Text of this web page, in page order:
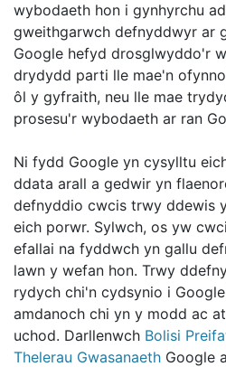
wybodaeth hon i gynhyrchu
gweithgarwch defnyddwyr ar
Google hefyd drosglwyddo'r
drydydd parti lle mae'n
ôl y gyfraith, neu lle mae
prosesu'r wybodaeth ar ran
Ni fydd Google yn cysylltu
ddata arall a gedwir yn
defnyddio cwcis trwy ddewis
eich porwr. Sylwch, os yw
efallai na fyddwch yn gallu
lawn y wefan hon. Trwy
rydych chi'n cydsynio i
amdanoch chi yn y modd ac
uchod. Darllenwch Bolisi
Thelerau Gwasanaeth Google